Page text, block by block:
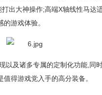
出大神操作;高端X轴线性马达
游戏体验。
以及诸多专属的定制化功能,同
得游戏党入手的高分装备。